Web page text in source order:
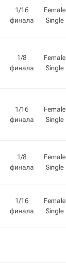
1/16
финала
Female
Single
1/8
финала
Female
Single
1/16
финала
Female
Single
1/8
финала
Female
Single
1/16
финала
Female
Single